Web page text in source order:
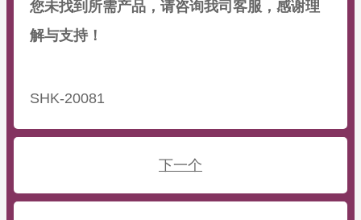
您未找到所需产品，请咨询我司客服，感谢理
解与支持！
SHK-20081
下一个